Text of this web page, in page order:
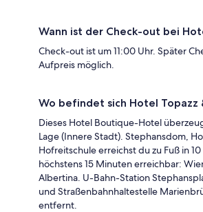
Wann ist der Check-out bei
Check-out ist um 11:00 Uhr. Später
Aufpreis möglich.
Wo befindet sich Hotel Topazz
Dieses Hotel Boutique-Hotel
Lage (Innere Stadt). Stephansdom,
Hofreitschule erreichst du zu Fuß in
höchstens 15 Minuten erreichbar:
Albertina. U-Bahn-Station
und Straßenbahnhaltestelle
entfernt.